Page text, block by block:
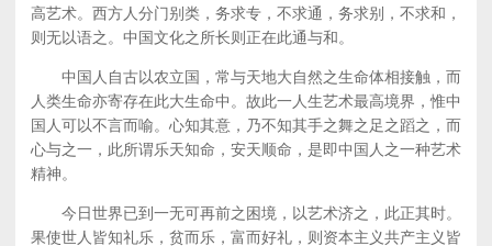
高艺术。西方人分门别类，务求专，不求通，务求别，不求和，
则无以语之。中国文化之所长则正在此通与和。
中国人自古以农立国，常与天地大自然之生命体相接触，而
人类生命亦寄存在此大生命中。故此一人生艺术最高境界，惟中
国人可以不言而喻。心知其意，乃不知其手之舞之足之蹈之，而
心与之一，此所谓乐天知命，安天顺命，是即中国人之一种艺术
精神。
今日世界已到一无可再前之困境，以艺术济之，此正其时。
果使世人皆知礼乐，贫而乐，富而好礼，则资本主义共产主义皆